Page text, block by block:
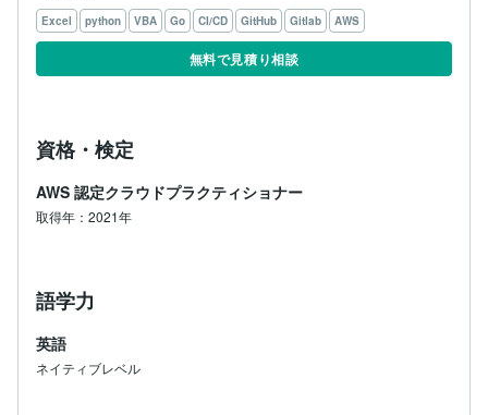
Excel python VBA Go CI/CD GitHub Gitlab AWS
無料で見積り相談
資格・検定
AWS 認定クラウドプラクティショナー
取得年：2021年
語学力
英語
ネイティブレベル